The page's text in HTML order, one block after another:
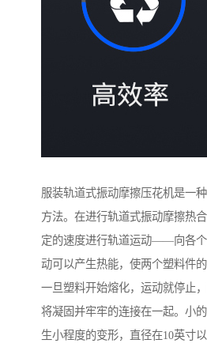
服装轨道式振动摩擦压花机是一
方法。在进行轨道式振动摩擦热
定的速度进行轨道运动——向各
动可以产生热能，使两个塑料件
一旦塑料开始熔化，运动就停止
将凝固并牢牢的连接在一起。小
生小程度的变形，直径在10英寸